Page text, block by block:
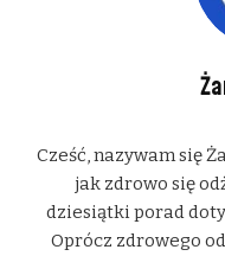
Cześć, nazywam się
jak zdrowo się
dziesiątki porad
Oprócz zdrowego